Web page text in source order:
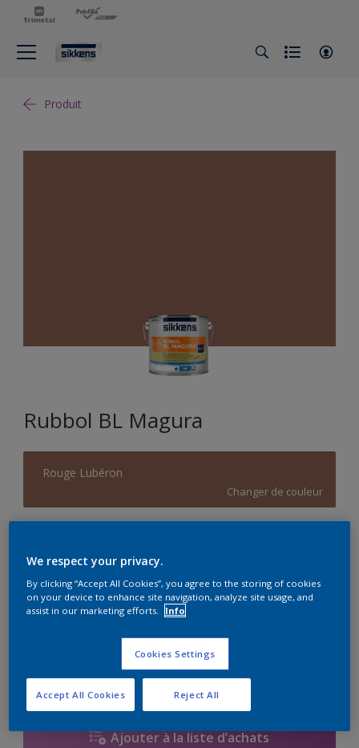
Produit
Rubbol BL Magura
Rouge Lubéron
Changer de couleur
1L
Quantité Calculateur de peinture
Calculer
Ajouter à la liste d’achats
We respect your privacy.
By clicking “Accept All Cookies”, you agree to the storing of cookies
on your device to enhance site navigation, analyze site usage, and
assist in our marketing efforts.
Info
Cookies Settings
Reject All
Accept All Cookies